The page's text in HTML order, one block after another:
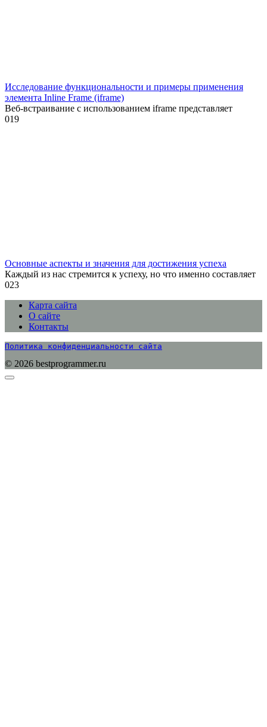
Исследование функциональности и примеры применения
элемента Inline Frame (iframe)
Веб-встраивание с использованием iframe представляет
019
Основные аспекты и значения для достижения успеха
Каждый из нас стремится к успеху, но что именно составляет
023
Карта сайта
О сайте
Контакты
Политика конфиденциальности сайта
© 2026 bestprogrammer.ru